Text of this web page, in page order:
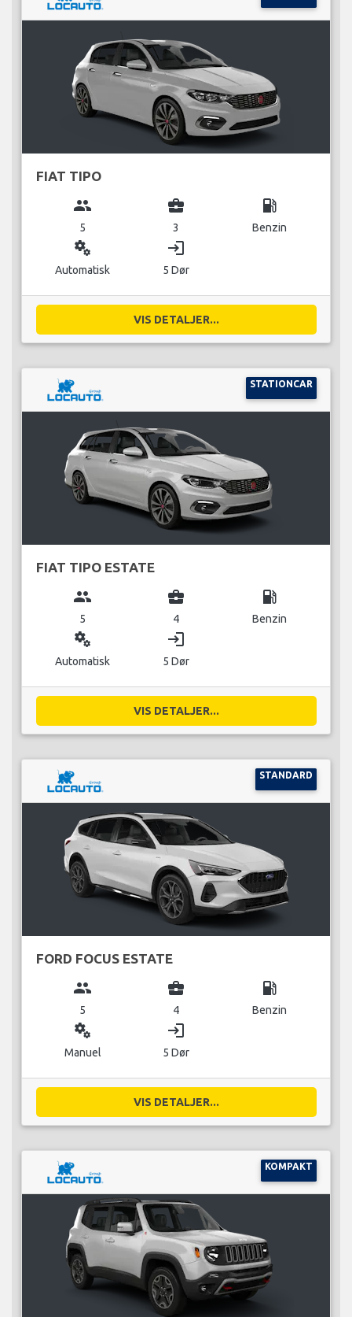
FIAT TIPO
group
5
business_center
3
local_gas_station
Benzin
miscellaneous_services
Automatisk
login
5 Dør
VIS DETALJER...
STATIONCAR
FIAT TIPO ESTATE
group
5
business_center
4
local_gas_station
Benzin
miscellaneous_services
Automatisk
login
5 Dør
VIS DETALJER...
STANDARD
FORD FOCUS ESTATE
group
5
business_center
4
local_gas_station
Benzin
miscellaneous_services
Manuel
login
5 Dør
VIS DETALJER...
KOMPAKT